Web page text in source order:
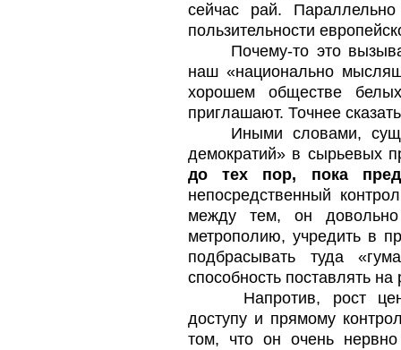
сейчас рай.
пользительности
Почему-то это
наш «национально
хорошем обществе
приглашают. Точнее
Иными словами,
демократий» в сырьевых
до тех пор, пока
непосредственный
между тем, он довольно
метрополию, учредить в
подбрасывать туда
способность поставлять
Напротив, рост
доступу и прямому
том, что он очень